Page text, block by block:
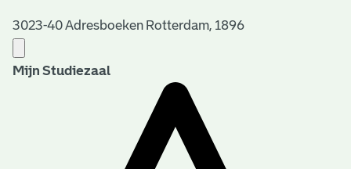
3023-40 Adresboeken Rotterdam, 1896
Mijn Studiezaal